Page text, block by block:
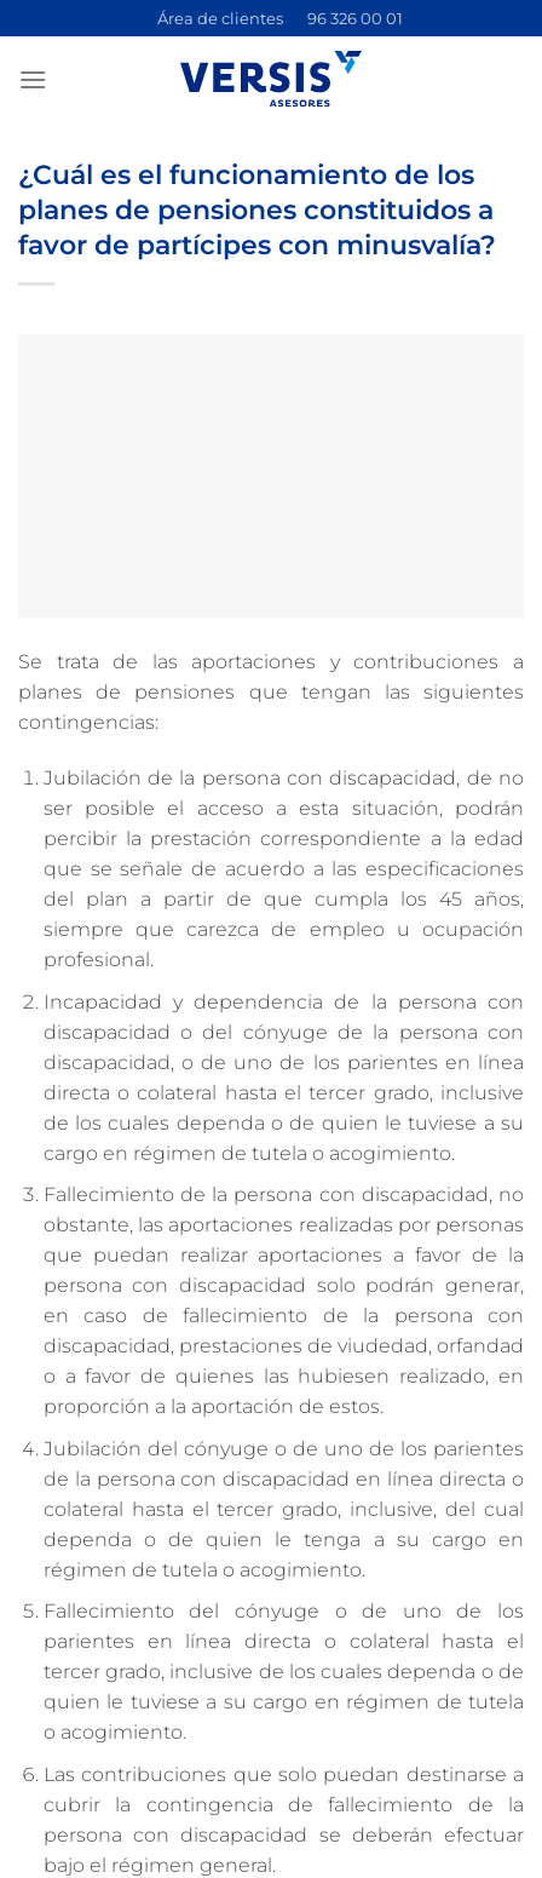
contenido
Área de clientes 96 326 00 01
¿Cuál es el funcionamiento de los
planes de pensiones constituidos a
favor de partícipes con minusvalía?
Se trata de las aportaciones y contribuciones a
planes de pensiones que tengan las siguientes
contingencias:
Jubilación de la persona con discapacidad, de no
ser posible el acceso a esta situación, podrán
percibir la prestación correspondiente a la edad
que se señale de acuerdo a las especificaciones
del plan a partir de que cumpla los 45 años,
siempre que carezca de empleo u ocupación
profesional.
Incapacidad y dependencia de la persona con
discapacidad o del cónyuge de la persona con
discapacidad, o de uno de los parientes en línea
directa o colateral hasta el tercer grado, inclusive
de los cuales dependa o de quien le tuviese a su
cargo en régimen de tutela o acogimiento.
Fallecimiento de la persona con discapacidad, no
obstante, las aportaciones realizadas por personas
que puedan realizar aportaciones a favor de la
persona con discapacidad solo podrán generar,
en caso de fallecimiento de la persona con
discapacidad, prestaciones de viudedad, orfandad
o a favor de quienes las hubiesen realizado, en
proporción a la aportación de estos.
Jubilación del cónyuge o de uno de los parientes
de la persona con discapacidad en línea directa o
colateral hasta el tercer grado, inclusive, del cual
dependa o de quien le tenga a su cargo en
régimen de tutela o acogimiento.
Fallecimiento del cónyuge o de uno de los
parientes en línea directa o colateral hasta el
tercer grado, inclusive de los cuales dependa o de
quien le tuviese a su cargo en régimen de tutela
o acogimiento.
Las contribuciones que solo puedan destinarse a
cubrir la contingencia de fallecimiento de la
persona con discapacidad se deberán efectuar
bajo el régimen general.